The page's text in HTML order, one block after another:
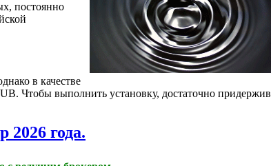
постоянно
в качестве
Чтобы выполнить установку, достаточно
2026 года.